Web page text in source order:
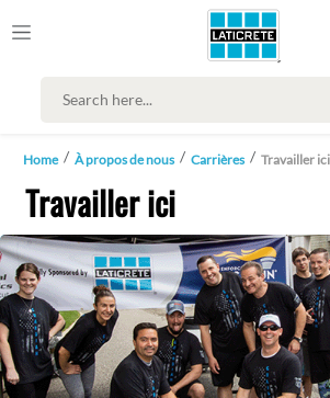
Home À propos de nous Carrières Travailler ici
Travailler ici